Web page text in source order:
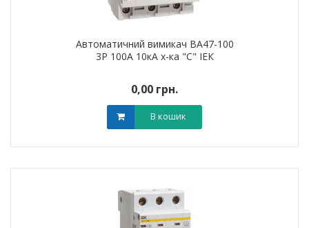
Автоматичний вимикач ВА47-100
3Р 100А 10кА х-ка "С" ІЕК
0,00 грн.
В кошик